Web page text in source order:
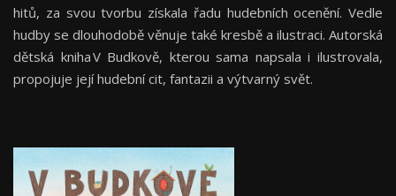
hitů, za svou tvorbu získala řadu hudebních ocenění. Vedle
hudby se dlouhodobě věnuje také kresbě a ilustraci. Autorská
dětská kniha V Budkově, kterou sama napsala i ilustrovala,
propojuje její hudební cit, fantazii a výtvarný svět.